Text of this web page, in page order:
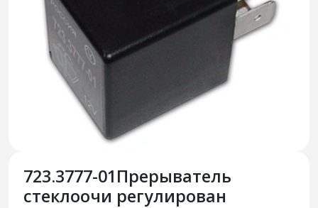
723.3777-01Прерыватель
стеклоочи регулирован